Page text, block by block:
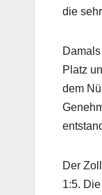
die
Platz
dem
Der
1:5.